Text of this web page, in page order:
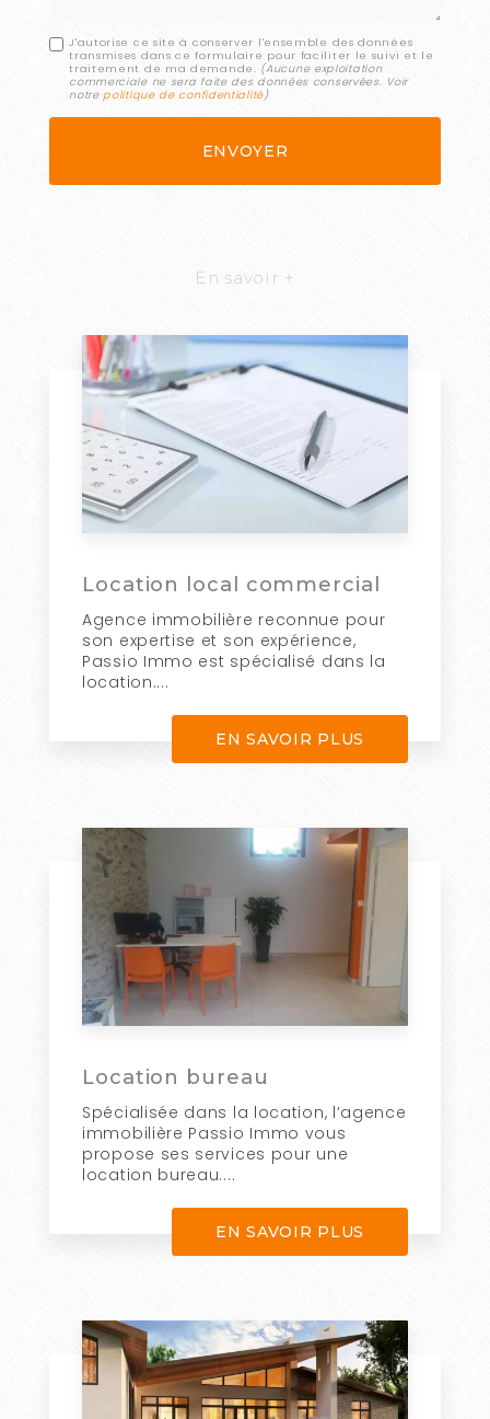
J'autorise ce site à conserver l'ensemble des données
transmises dans ce formulaire pour faciliter le suivi et le
traitement de ma demande. (Aucune exploitation
commerciale ne sera faite des données conservées. Voir
notrepolitique de confidentialité)
En savoir +
Location local commercial
Agence immobilière reconnue pour
son expertise et son expérience,
Passio Immo est spécialisé dans la
location....
EN SAVOIR PLUS
Location bureau
Spécialisée dans la location, l’agence
immobilière Passio Immo vous
propose ses services pour une
location bureau....
EN SAVOIR PLUS